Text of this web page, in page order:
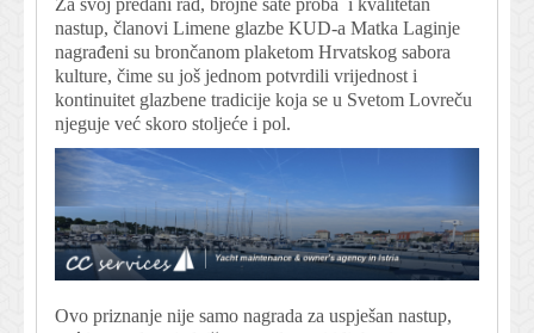
Za svoj predani rad, brojne sate proba i kvalitetan
nastup, članovi Limene glazbe KUD-a Matka Laginje
nagrađeni su brončanom plaketom Hrvatskog sabora
kulture, čime su još jednom potvrdili vrijednost i
kontinuitet glazbene tradicije koja se u Svetom Lovreču
njeguje već skoro stoljeće i pol.
Ovo priznanje nije samo nagrada za uspješan nastup,